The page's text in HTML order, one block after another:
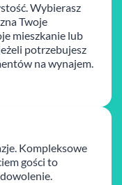
Wybierasz
Twoje
mieszkanie lub
potrzebujesz
na wynajem.
Kompleksowe
gości to